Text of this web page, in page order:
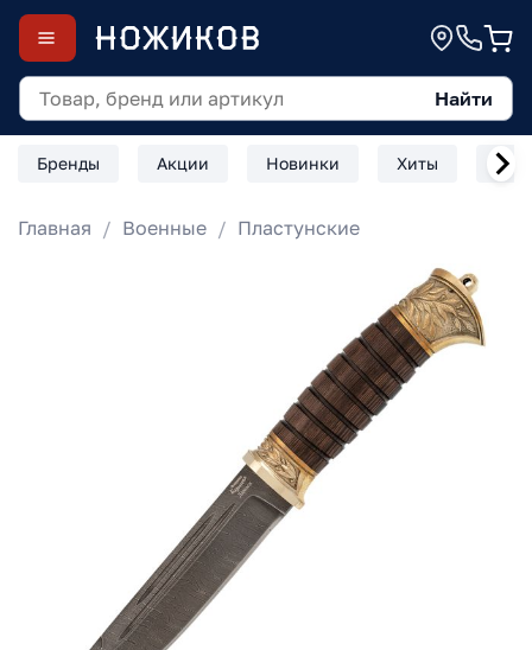
Найти
Бренды Акции Новинки Хиты
Главная Военные Пластунские